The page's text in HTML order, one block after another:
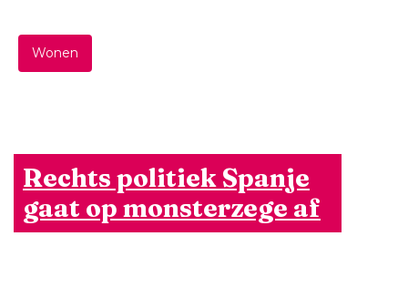
Wonen
Rechts politiek Spanje
gaat op monsterzege af